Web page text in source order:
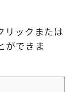
リックまたは
ができま